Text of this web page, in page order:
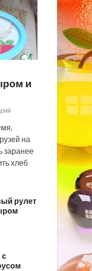
и
на
заранее
хлеб
рулет
с